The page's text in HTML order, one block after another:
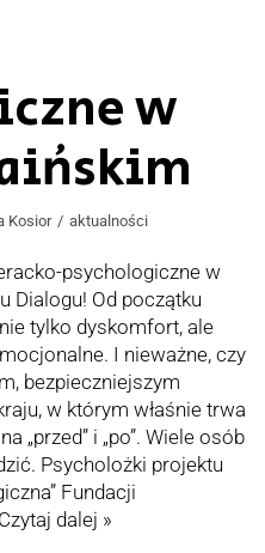
w
Kosior aktualności
psychologiczne w
Dialogu! Od początku
tylko dyskomfort, ale
I nieważne, czy
bezpieczniejszym
w którym właśnie trwa
„przed” i „po”. Wiele osób
Psycholożki projektu
Fundacji
Czytaj dalej »